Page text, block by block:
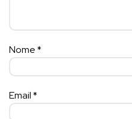
Nome*
Email*